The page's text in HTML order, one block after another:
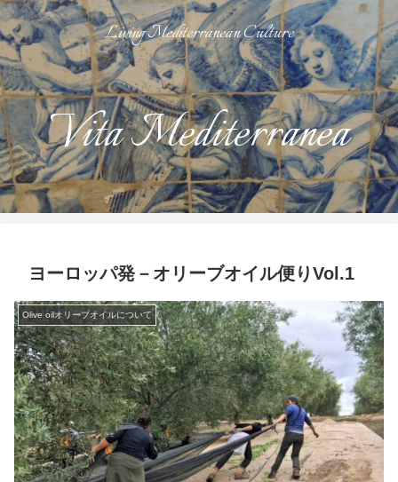
Living Mediterranean Culture
Vita Mediterranea
ヨーロッパ発－オリーブオイル便りVol.1
Olive oilオリーブオイルについて